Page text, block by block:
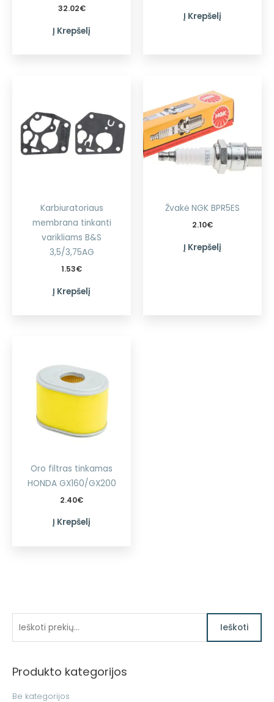
k
Ieškoti
Produkto kategorijos
Be kategorijos
32.02€
Į Krepšelį
Į Krepšelį
Karbiuratoriaus
membrana tinkanti
varikliams B&S
3,5/3,75AG
1.53€
Į Krepšelį
Žvakė NGK BPR5ES
2.10€
Į Krepšelį
Oro filtras tinkamas
HONDA GX160/GX200
2.40€
Į Krepšelį